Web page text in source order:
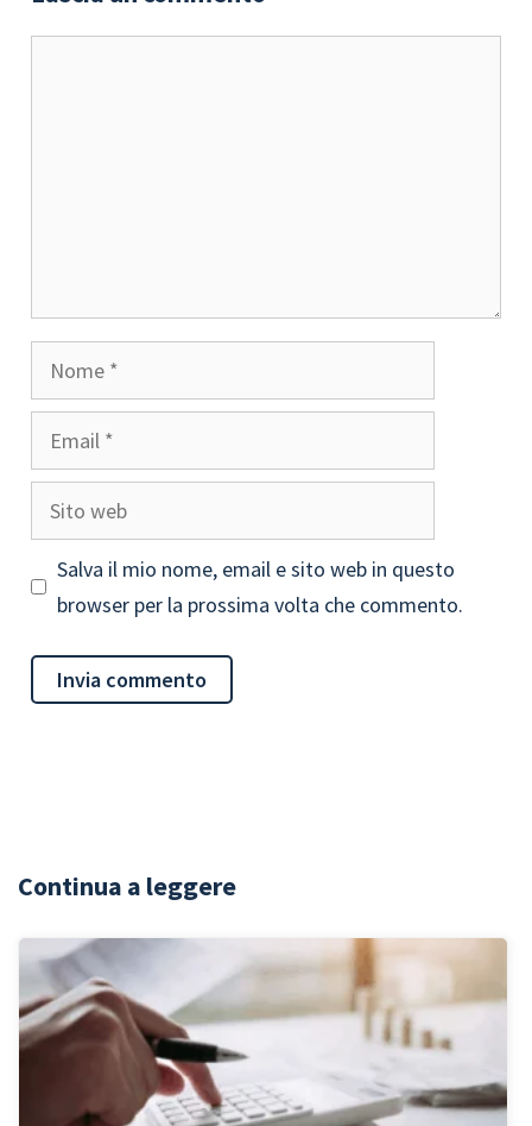
Nome
Email
Sito
web
Salva il mio nome, email e sito web in questo
browser per la prossima volta che commento.
Continua a leggere